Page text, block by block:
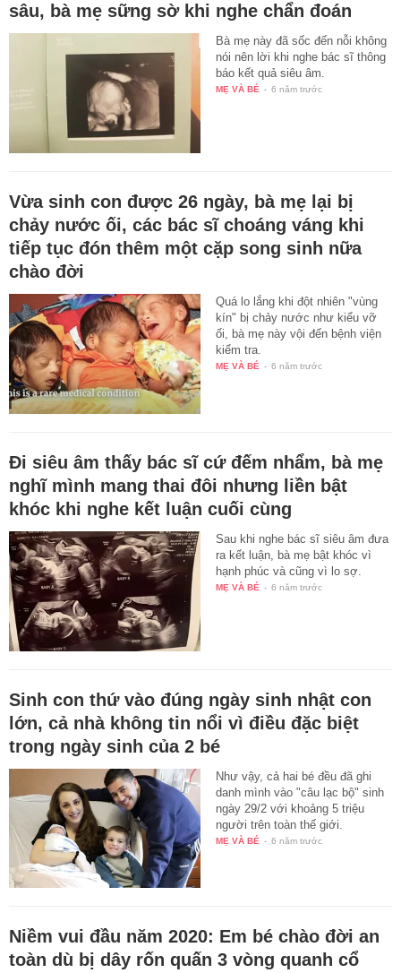
sâu, bà mẹ sững sờ khi nghe chẩn đoán
Bà mẹ này đã sốc đến nỗi không
nói nên lời khi nghe bác sĩ thông
báo kết quả siêu âm.
MẸ VÀ BÉ - 6 năm trước
Vừa sinh con được 26 ngày, bà mẹ lại bị
chảy nước ối, các bác sĩ choáng váng khi
tiếp tục đón thêm một cặp song sinh nữa
chào đời
Quá lo lắng khi đột nhiên "vùng
kín" bị chảy nước như kiểu vỡ
ối, bà mẹ này vội đến bệnh viện
kiểm tra.
MẸ VÀ BÉ - 6 năm trước
Đi siêu âm thấy bác sĩ cứ đếm nhẩm, bà mẹ
nghĩ mình mang thai đôi nhưng liền bật
khóc khi nghe kết luận cuối cùng
Sau khi nghe bác sĩ siêu âm đưa
ra kết luận, bà mẹ bật khóc vì
hạnh phúc và cũng vì lo sợ.
MẸ VÀ BÉ - 6 năm trước
Sinh con thứ vào đúng ngày sinh nhật con
lớn, cả nhà không tin nổi vì điều đặc biệt
trong ngày sinh của 2 bé
Như vậy, cả hai bé đều đã ghi
danh mình vào "câu lạc bộ" sinh
ngày 29/2 với khoảng 5 triệu
người trên toàn thế giới.
MẸ VÀ BÉ - 6 năm trước
Niềm vui đầu năm 2020: Em bé chào đời an
toàn dù bị dây rốn quấn 3 vòng quanh cổ